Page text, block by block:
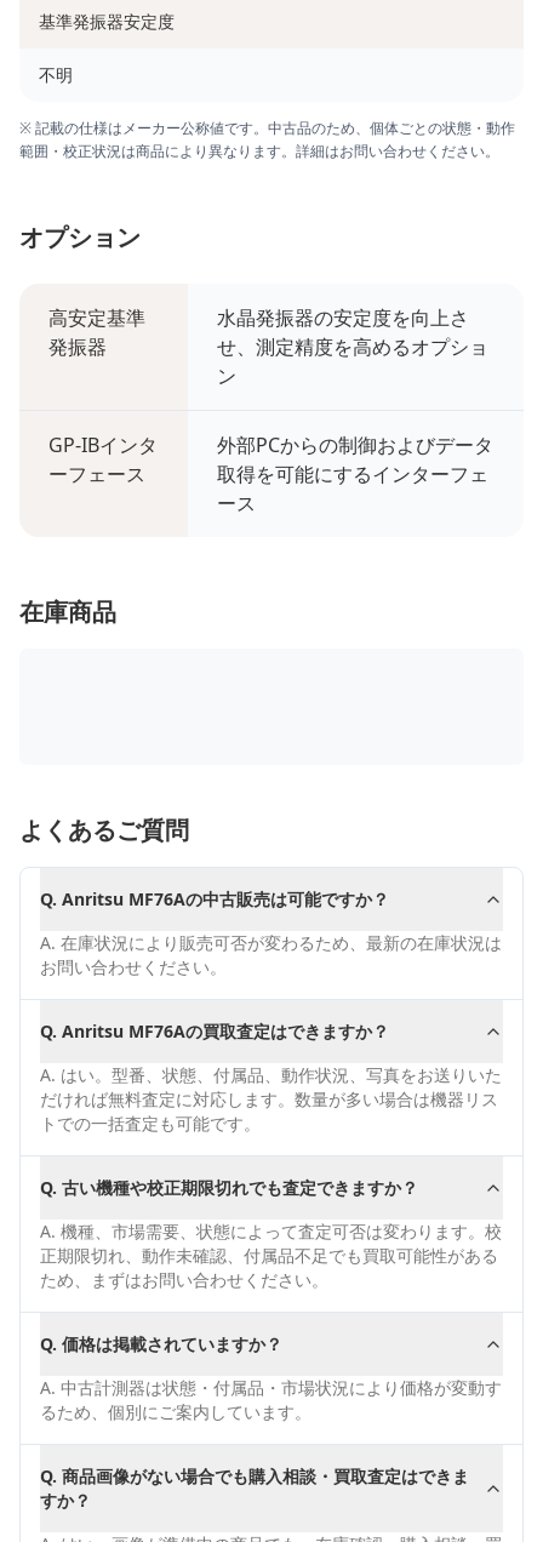
基準発振器安定度
不明
※ 記載の仕様はメーカー公称値です。中古品のため、個体ごとの状態・動作
範囲・校正状況は商品により異なります。詳細はお問い合わせください。
オプション
高安定基準
発振器
水晶発振器の安定度を向上さ
せ、測定精度を高めるオプショ
ン
GP-IBインタ
ーフェース
外部PCからの制御およびデータ
取得を可能にするインターフェ
ース
在庫商品
よくあるご質問
Q. Anritsu MF76Aの中古販売は可能ですか？
A. 在庫状況により販売可否が変わるため、最新の在庫状況は
お問い合わせください。
Q. Anritsu MF76Aの買取査定はできますか？
A. はい。型番、状態、付属品、動作状況、写真をお送りいた
だければ無料査定に対応します。数量が多い場合は機器リス
トでの一括査定も可能です。
Q. 古い機種や校正期限切れでも査定できますか？
A. 機種、市場需要、状態によって査定可否は変わります。校
正期限切れ、動作未確認、付属品不足でも買取可能性がある
ため、まずはお問い合わせください。
Q. 価格は掲載されていますか？
A. 中古計測器は状態・付属品・市場状況により価格が変動す
るため、個別にご案内しています。
Q. 商品画像がない場合でも購入相談・買取査定はできま
すか？